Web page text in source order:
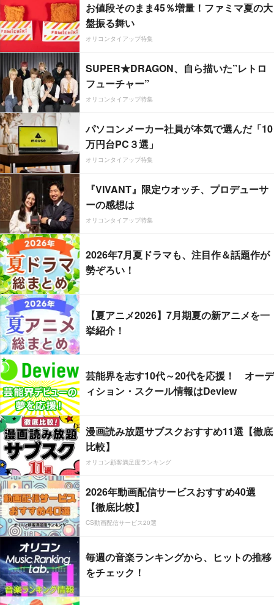
お値段そのまま45％増量！ファミマ夏の大
盤振る舞い
オリコンタイアップ特集
SUPER★DRAGON、自ら描いた”レトロ
フューチャー”
オリコンタイアップ特集
パソコンメーカー社員が本気で選んだ「10
万円台PC３選」
オリコンタイアップ特集
『VIVANT』限定ウオッチ、プロデューサ
ーの感想は
オリコンタイアップ特集
2026年7月夏ドラマも、注目作＆話題作が
勢ぞろい！
【夏アニメ2026】7月期夏の新アニメを一
挙紹介！
芸能界を志す10代～20代を応援！ オーデ
ィション・スクール情報はDeview
漫画読み放題サブスクおすすめ11選【徹底
比較】
オリコン顧客満足度ランキング
2026年動画配信サービスおすすめ40選
【徹底比較】
CS動画配信サービス20選
毎週の音楽ランキングから、ヒットの推移
をチェック！